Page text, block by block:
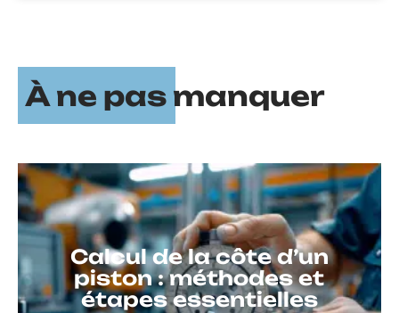
À ne pas manquer
Calcul de la côte d’un
piston : méthodes et
étapes essentielles